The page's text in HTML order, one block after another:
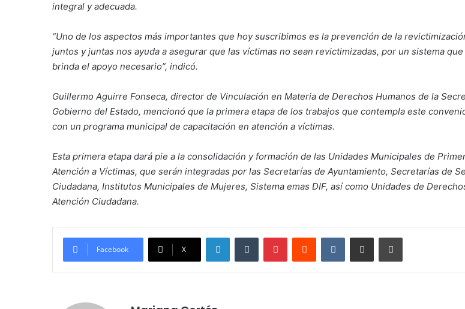
integral y adecuada.
“Uno de los aspectos más importantes que hoy suscribimos es la prevención de la
juntos y juntas nos ayuda a asegurar que las víctimas no sean revictimizadas, por un sistema
brinda el apoyo necesario”, indicó.
Guillermo Aguirre Fonseca, director de Vinculación en Materia de Derechos Humanos de la
Gobierno del Estado, mencionó que la primera etapa de los trabajos que contempla este
con un programa municipal de capacitación en atención a víctimas.
Esta primera etapa dará pie a la consolidación y formación de las Unidades Municipales de
Atención a Víctimas, que serán integradas por las Secretarías de Ayuntamiento, Secretarías de
Ciudadana, Institutos Municipales de Mujeres, Sistema emas DIF, así como Unidades de
Atención Ciudadana.
Facebook X
LinkedInTumblr PinterestReddit VKontakteCompartir por correo electrónicoImprimir